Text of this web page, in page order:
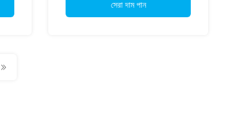
সেরা দাম পান